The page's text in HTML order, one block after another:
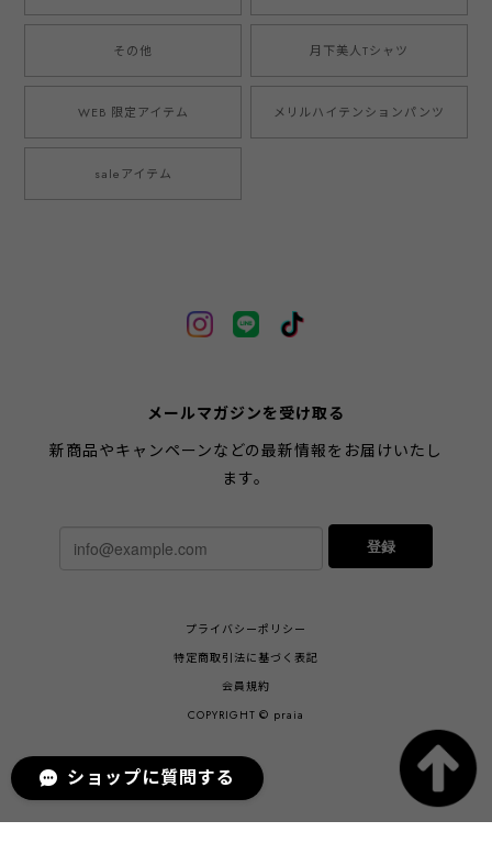
その他 月下美人Tシャツ
WEB 限定アイテム メリルハイテンションパンツ
saleアイテム
メールマガジンを受け取る
新商品やキャンペーンなどの最新情報をお届けいたし
ます。
登録
プライバシーポリシー
特定商取引法に基づく表記
会員規約
COPYRIGHT © praia
ショップに質問する